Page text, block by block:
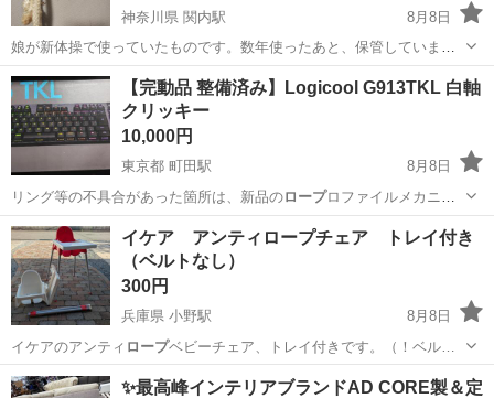
神奈川県 関内駅
8月8日
娘が新体操で使っていたものです。数年使ったあと、保管していまし
た。保管期間が長かったので、一度洗濯をおすすめします。現状渡し
ご理解ください！
神奈川 横浜市 関内駅 その他
【完動品 整備済み】Logicool G913TKL 白軸
クリッキー
10,000円
東京都 町田駅
8月8日
リング等の不具合があった箇所は、新品のロープロファイルメカニカ
ルスイッチ（ホワイト…
東京 町田市
イケア アンティロープチェア トレイ付き
（ベルトなし）
300円
兵庫県 小野駅
8月8日
イケアのアンティ ロープベビーチェア、トレイ付きです。（！ベル…
兵庫 小野市 小野駅 ベビー用品
✨最高峰インテリアブランドAD CORE製＆定